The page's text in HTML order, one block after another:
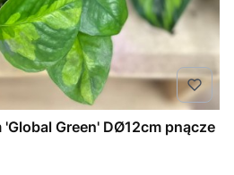
Green' DØ12cm pnącze